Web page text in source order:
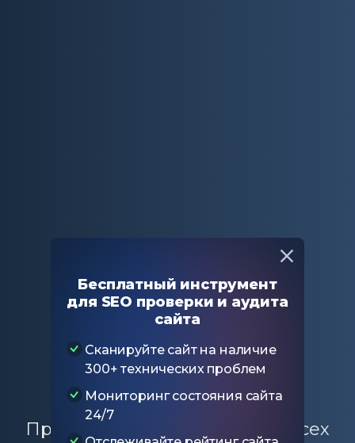
Проверка alt атрибутов
Проверка alt
атрибутов
Проверьте теги alt и title для всех
Бесплатный инструмент
для SEO проверки и аудита
сайта
Сканируйте сайт на наличие
300+ технических проблем
Мониторинг состояния сайта
24/7